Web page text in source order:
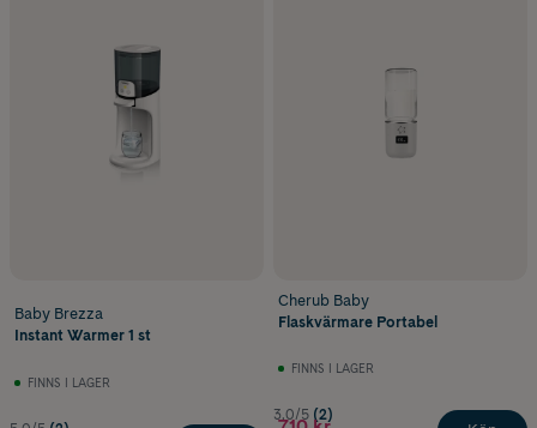
Baby Brezza
Instant Warmer 1 st
FINNS I LAGER
Cherub Baby
Flaskvärmare Portabel
FINNS I LAGER
3.0/5 (2)